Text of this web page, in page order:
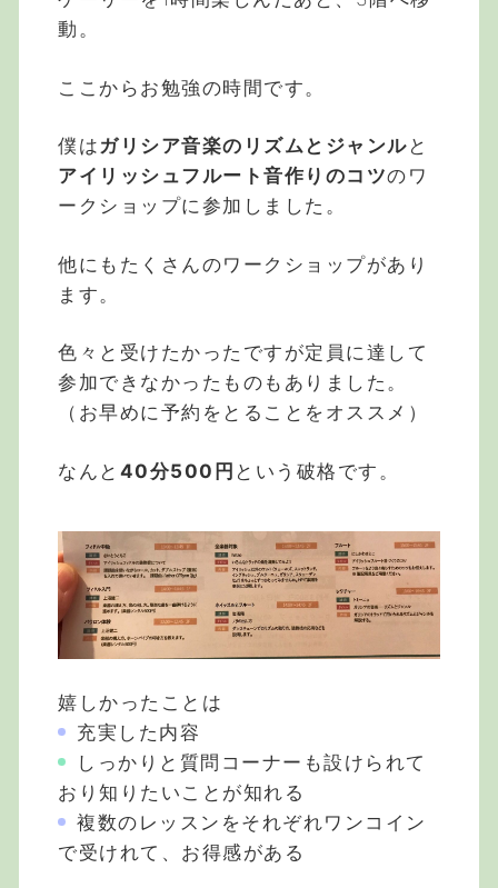
動。
ここからお勉強の時間です。
僕は ガリシア音楽のリズムとジャンル と
アイリッシュフルート音作りのコツのワ
ークショップに参加しました。
他にもたくさんのワークショップがあり
ます。
色々と受けたかったですが定員に達して
参加できなかったものもありました。
（お早めに予約をとることをオススメ）
なんと 40分500円 という破格です。
嬉しかったことは
充実した内容
しっかりと質問コーナーも設けられて
おり知りたいことが知れる
複数のレッスンをそれぞれワンコイン
で受けれて、お得感がある